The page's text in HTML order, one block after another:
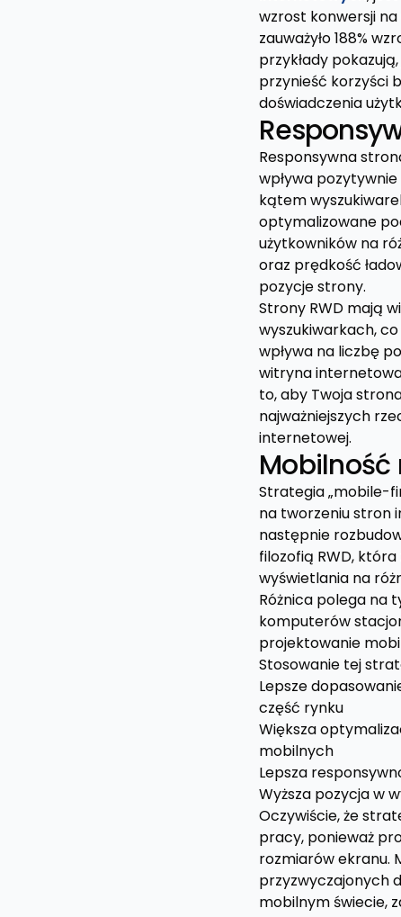
wzrost konwersji
zauważyło 188%
przykłady
przynieść korzyści
doświadczenia
Responsywna
wpływa
kątem
optymalizowane
użytkowników na
oraz prędkość
pozycje strony.
Strony RWD mają
wyszukiwarkach,
wpływa na liczbę
witryna
to, aby Twoja
najważniejszych
internetowej.
Mobilność
Strategia „mobile-
na tworzeniu stron
następnie
filozofią RWD,
wyświetlania na
Różnica polega na
komputerów
projektowanie
Stosowanie tej
Lepsze
część rynku
Większa
mobilnych
Lepsza
Wyższa pozycja w
Oczywiście, że
pracy, ponieważ
rozmiarów ekranu.
przyzwyczajonych
mobilnym świecie,